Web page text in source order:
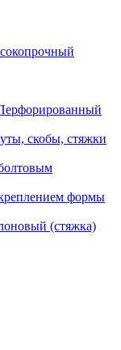
скобы, стяжки
формы
(стяжка)